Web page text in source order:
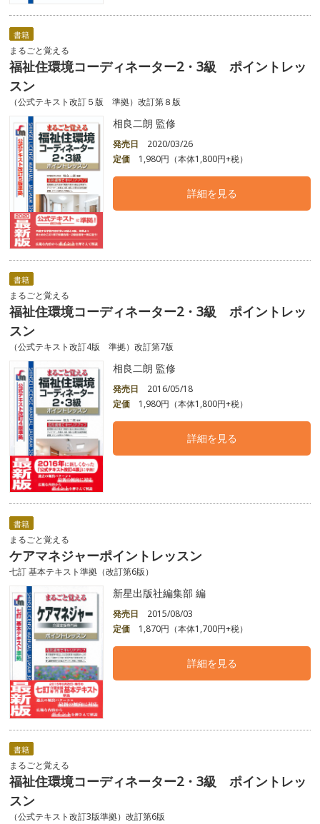
書籍
まるごと覚える
福祉住環境コーディネーター2・3級 ポイントレッ
スン
（公式テキスト改訂５版 準拠）改訂第８版
相良二朗 監修
発売日
2020/03/26
定価
1,980円（本体1,800円+税）
詳細を見る
書籍
まるごと覚える
福祉住環境コーディネーター2・3級 ポイントレッ
スン
（公式テキスト改訂4版 準拠）改訂第7版
相良二朗 監修
発売日
2016/05/18
定価
1,980円（本体1,800円+税）
詳細を見る
書籍
まるごと覚える
ケアマネジャーポイントレッスン
七訂 基本テキスト準拠（改訂第6版）
新星出版社編集部 編
発売日
2015/08/03
定価
1,870円（本体1,700円+税）
詳細を見る
書籍
まるごと覚える
福祉住環境コーディネーター2・3級 ポイントレッ
スン
（公式テキスト改訂3版準拠）改訂第6版